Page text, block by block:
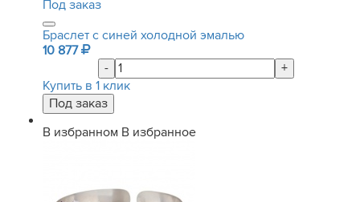
Под заказ
Браслет с синей холодной эмалью
10 877
-
+
Купить в 1 клик
В избранном В избранное